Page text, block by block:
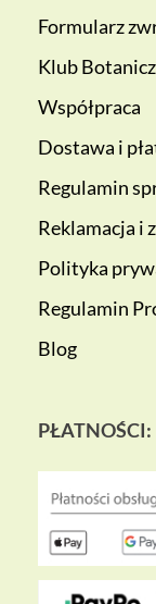
Formularz
Klub
Współpraca
Dostawa i
Regulamin
Reklamacja i
Polityka
Regulamin
Blog
PŁATNOŚCI: